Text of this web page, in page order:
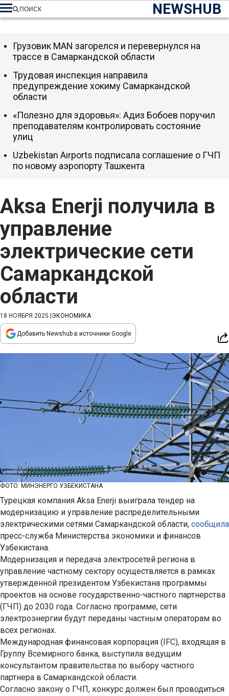
NEWSHUB
ПОИСК
Aksa Enerji получила в
управление
электрические сети
Самаркандской
области
18 НОЯБРЯ 2025 ЭКОНОМИКА
Добавить Newshub в источники Google
ФОТО: МИНЭНЕРГО УЗБЕКИСТАНА
Турецкая компания Aksa Enerji выиграла тендер на
модернизацию и управление распределительными
электрическими сетями Самаркандской области, сообщила
пресс-служба Министерства экономики и финансов
Узбекистана.
Модернизация и передача электросетей региона в
управление частному сектору осуществляется в рамках
утвержденной президентом Узбекистана программы
проектов на основе государственно-частного партнерства
(ГЧП) до 2030 года. Согласно программе, сети
электроэнергии будут переданы частным операторам во
всех регионах.
Международная финансовая корпорация (IFC), входящая в
Группу Всемирного банка, выступила ведущим
консультантом правительства по выбору частного
партнера в Самаркандской области.
Согласно закону о ГЧП, конкурс должен был проводиться
Грузовик MAN загорелся и перевернулся на
трассе в Самаркандской области
Трудовая инспекция направила
предупреждение хокиму Самаркандской
области
«Полезно для здоровья»: Адиз Бобоев поручил
преподавателям контролировать состояние
улиц
Uzbekistan Airports подписала соглашение о ГЧП
по новому аэропорту Ташкента